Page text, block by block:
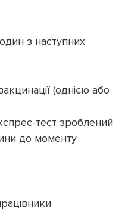
з наступних
(однією або
тест зроблений
до моменту